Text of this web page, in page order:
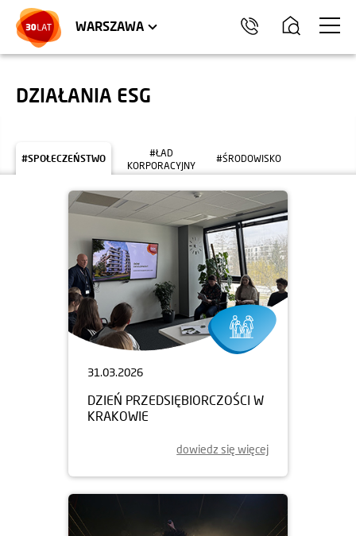
WARSZAWA
HEL
DZIAŁANIA ESG
#SPOŁECZEŃSTWO
#ŁAD
KORPORACYJNY
#ŚRODOWISKO
31.03.2026
DZIEŃ PRZEDSIĘBIORCZOŚCI W
KRAKOWIE
dowiedz się więcej